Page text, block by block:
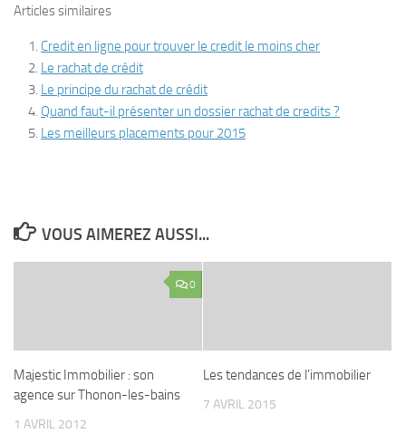
Articles similaires
Credit en ligne pour trouver le credit le moins cher
Le rachat de crédit
Le principe du rachat de crédit
Quand faut-il présenter un dossier rachat de credits ?
Les meilleurs placements pour 2015
VOUS AIMEREZ AUSSI...
0
Majestic Immobilier : son
agence sur Thonon-les-bains
1 AVRIL 2012
Les tendances de l’immobilier
7 AVRIL 2015